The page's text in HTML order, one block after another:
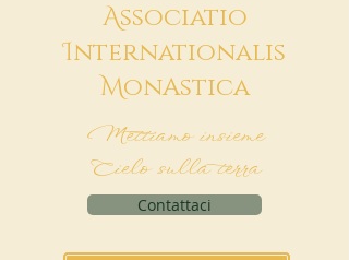
Associatio
Internationalis
MonAstica
Mettiamo insieme
Cielo sulla terra
Contattaci